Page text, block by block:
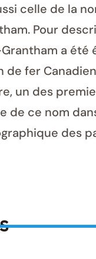
celle de
Pour
a été
fer
un des
de ce nom
des